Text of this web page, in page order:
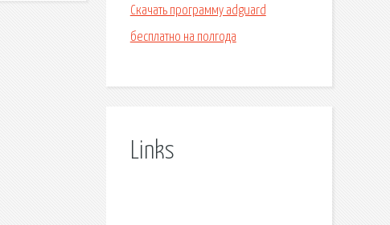
Скачать программу adguard
бесплатно на полгода
Links